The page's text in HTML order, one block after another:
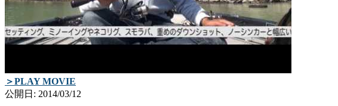
＞PLAY MOVIE
公開日: 2014/03/12